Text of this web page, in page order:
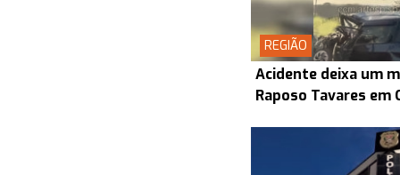
REGIÃO
Acidente deixa um
Raposo Tavares em